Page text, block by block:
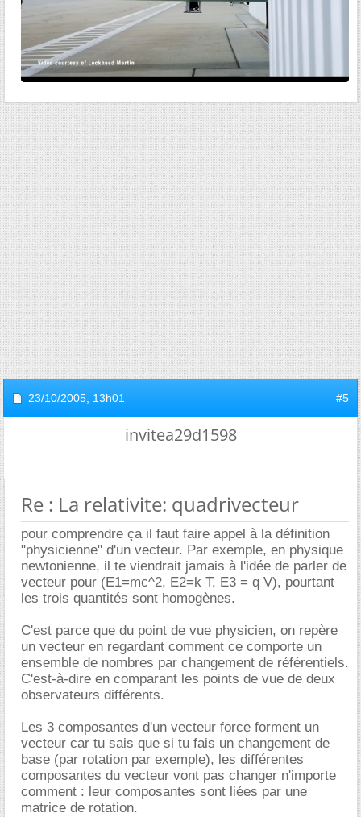
23/10/2005, 13h01 #5
invitea29d1598
Re : La relativite: quadrivecteur
pour comprendre ça il faut faire appel à la définition
"physicienne" d'un vecteur. Par exemple, en physique
newtonienne, il te viendrait jamais à l'idée de parler de
vecteur pour (E1=mc^2, E2=k T, E3 = q V), pourtant
les trois quantités sont homogènes.
C'est parce que du point de vue physicien, on repère
un vecteur en regardant comment ce comporte un
ensemble de nombres par changement de référentiels.
C'est-à-dire en comparant les points de vue de deux
observateurs différents.
Les 3 composantes d'un vecteur force forment un
vecteur car tu sais que si tu fais un changement de
base (par rotation par exemple), les différentes
composantes du vecteur vont pas changer n'importe
comment : leur composantes sont liées par une
matrice de rotation.